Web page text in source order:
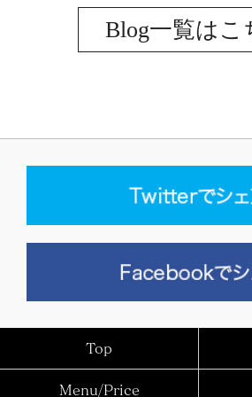
Blog一覧はこ
Top
Menu/Price